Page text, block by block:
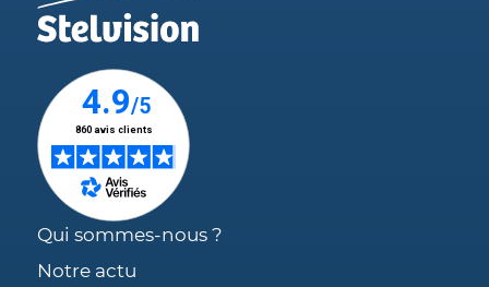
Qui sommes-nous ?
Notre actu